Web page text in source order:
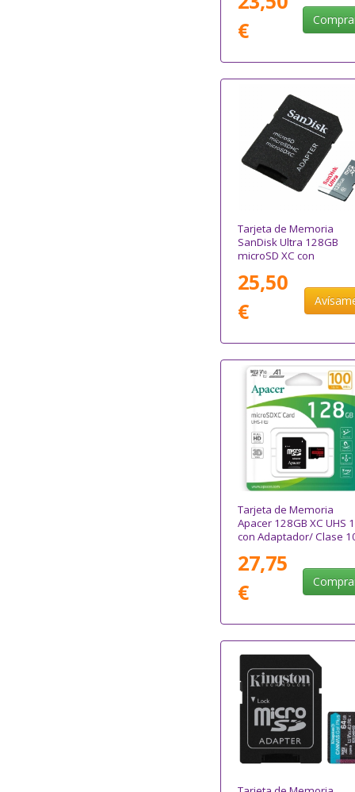
€
Tarjeta de Memoria
SanDisk Ultra 128GB
microSD XC con
80MB/s
25,50
€
Tarjeta de Memoria
Apacer 128GB XC UHS 1
con Adaptador/ Clase
27,75
€